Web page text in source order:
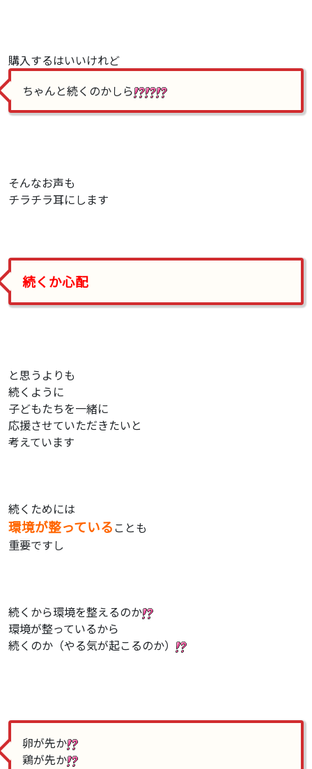
購入するはいいけれど
ちゃんと続くのかしら
そんなお声も
チラチラ耳にします
続くか心配
と思うよりも
続くように
子どもたちを一緒に
応援させていただきたいと
考えています
続くためには
環境が整っている ことも
重要ですし
続くから環境を整えるのか
環境が整っているから
続くのか（やる気が起こるのか）
卵が先か
鶏が先か